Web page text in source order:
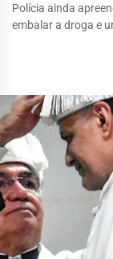
Polícia ainda
embalar a droga e